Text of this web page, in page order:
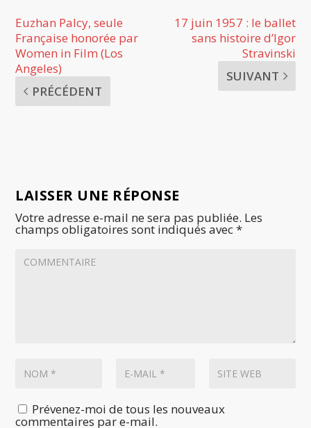
Euzhan Palcy, seule
Française honorée par
Women in Film (Los
Angeles)
PRÉCÉDENT
17 juin 1957 : le ballet
sans histoire d’Igor
Stravinski
SUIVANT
LAISSER UNE RÉPONSE
Votre adresse e-mail ne sera pas publiée. Les
champs obligatoires sont indiqués avec*
Prévenez-moi de tous les nouveaux
commentaires par e-mail.